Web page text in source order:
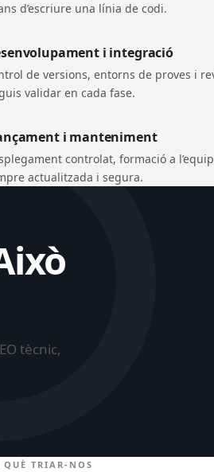
d’escriure una línia de codi.
i integració
de versions, entorns de proves i
validar en cada fase.
i manteniment
controlat, formació a
actualitzada i segura.
tècnic,
QUÈ TRIAR-NOS